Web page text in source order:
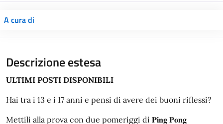
A cura di
Descrizione estesa
ULTIMI POSTI DISPONIBILI
Hai tra i 13 e i 17 anni e pensi di avere dei buoni riflessi?
Mettili alla prova con due pomeriggi di 𝐏𝐢𝐧𝐠 𝐏𝐨𝐧𝐠